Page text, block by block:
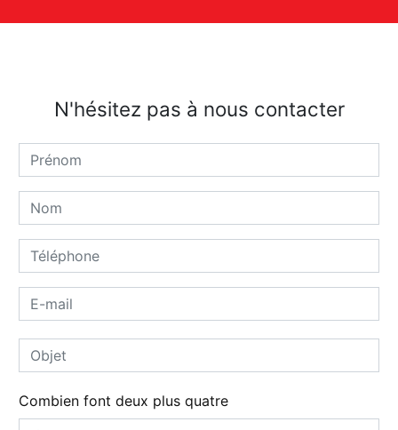
N'hésitez pas à nous contacter
Combien font deux plus quatre